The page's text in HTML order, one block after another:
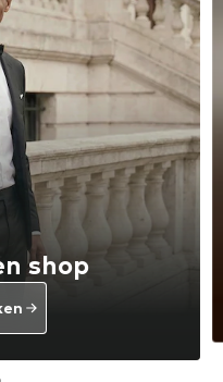
shop